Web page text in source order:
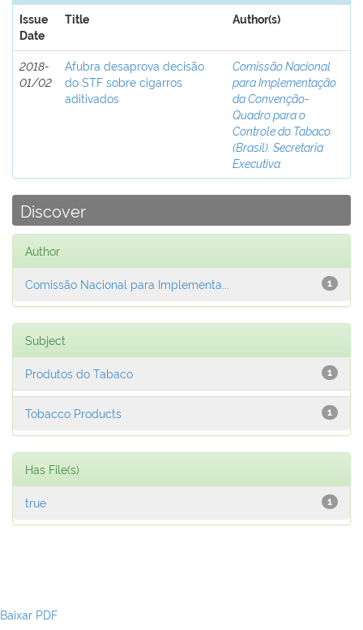
Issue
Date
Title Author(s)
2018-
01/02
Afubra desaprova decisão
do STF sobre cigarros
aditivados
Comissão Nacional
para Implementação
da Convenção-
Quadro para o
Controle do Tabaco
(Brasil). Secretaria
Executiva
Discover
Author
1
Comissão Nacional para Implementa...
Subject
1
Produtos do Tabaco
1
Tobacco Products
Has File(s)
1
true
Baixar PDF